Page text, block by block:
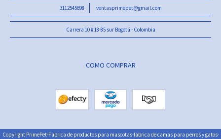
3112545698 ventasprimepet@gmail.com
Carrera 10 # 18-85 sur Bogotá - Colombia
COMO COMPRAR
Copyright PrimePet-Fabrica de productos para mascotas-fabrica de camas para perros y gatos-